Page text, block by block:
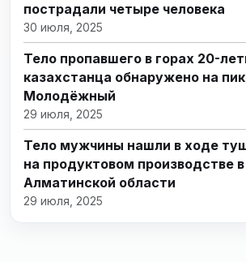
пострадали четыре человека
30 июля, 2025
Тело пропавшего в горах 20-
казахстанца обнаружено на
Молодёжный
29 июля, 2025
Тело мужчины нашли в ходе
на продуктовом производстве в
Алматинской области
29 июля, 2025